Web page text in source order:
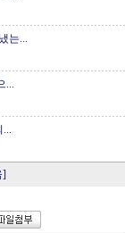
는...
...
...
]